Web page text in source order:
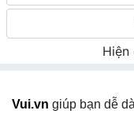
Hiện
Vui.vn giúp bạn dễ